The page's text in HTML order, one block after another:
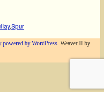
,Spur
powered by WordPress Weaver II by